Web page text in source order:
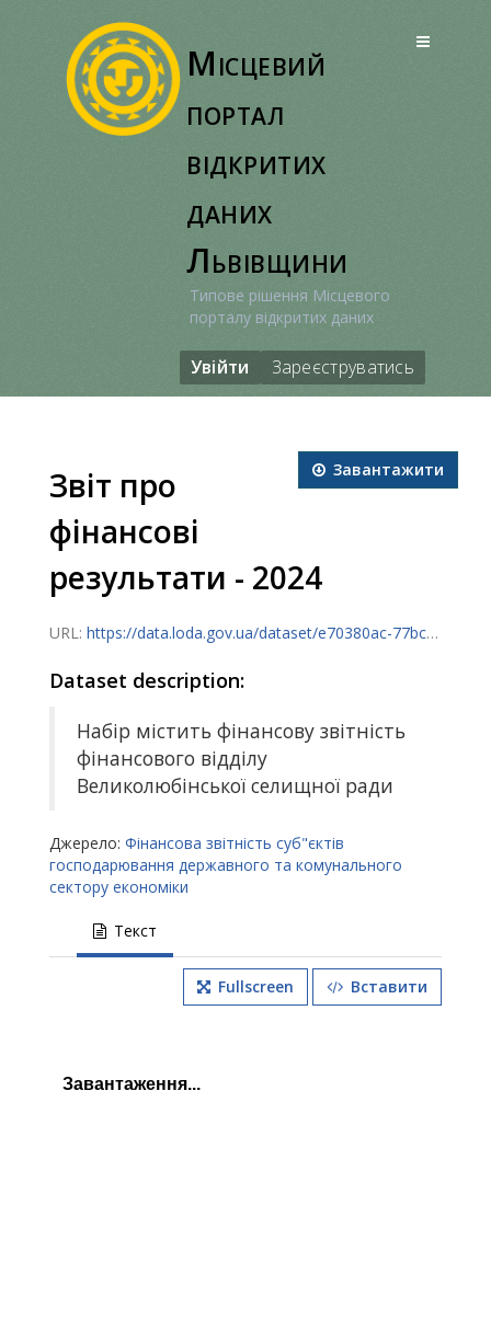
Місцевий
портал
відкритих
даних
Львівщини
Типове рішення Місцевого
порталу відкритих даних
Увійти Зареєструватись
Завантажити
Звіт про
фінансові
результати - 2024
URL: https://data.loda.gov.ua/dataset/e70380ac-77bc-47dc-9dd5-e20f8054a0b4/resource/364e7323-5d0c-40b3-b126-06218903f982/download/13050043942438j0903303100000000251220241305.xml
Dataset description:
Набір містить фінансову звітність
фінансового відділу
Великолюбінської селищної ради
Джерело: Фінансова звітність суб"єктів
господарювання державного та комунального
сектору економіки
Текст
Fullscreen Вставити